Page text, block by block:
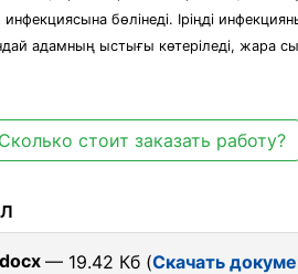
бөлінеді. Іріңді
адамның ыстығы көтеріледі,
Сколько стоит заказать работу?
— 19.42 Кб (Скачать